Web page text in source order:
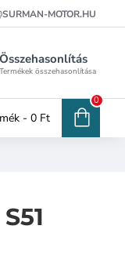
MOTOR.HU
Összehasonlítás
Termékek összehasonlítása
- 0 Ft
0